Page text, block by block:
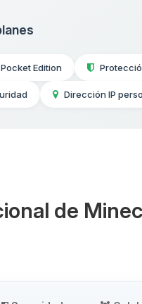
Edition
Dirección IP
de